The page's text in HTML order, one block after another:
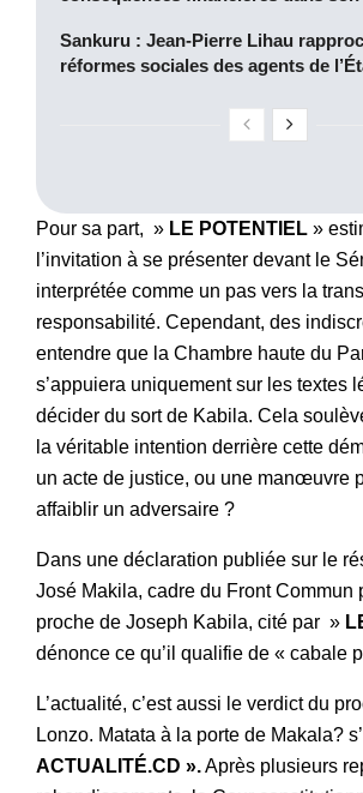
Sankuru : Jean-Pierre Lihau
réformes sociales des agents de
Pour sa part, » LE POTENTIEL »
l’invitation à se présenter devant le
interprétée comme un pas vers la
responsabilité. Cependant, des
entendre que la Chambre haute du
s’appuiera uniquement sur les textes
décider du sort de Kabila. Cela
la véritable intention derrière cette
un acte de justice, ou une manœuvre
affaiblir un adversaire ?
Dans une déclaration publiée sur le
José Makila, cadre du Front Commun
proche de Joseph Kabila, cité par »
dénonce ce qu’il qualifie de « cabale
L’actualité, c’est aussi le verdict du
Lonzo. Matata à la porte de Makala?
ACTUALITÉ.CD ».Après plusieurs